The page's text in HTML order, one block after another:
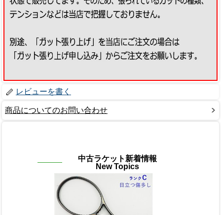
レビューを書く
商品についてのお問い合わせ
中古ラケット新着情報
New Topics